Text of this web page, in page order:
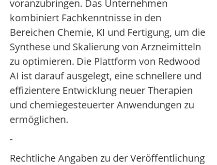
voranzubringen. Das Unternehmen
kombiniert Fachkenntnisse in den
Bereichen Chemie, KI und Fertigung, um die
Synthese und Skalierung von Arzneimitteln
zu optimieren. Die Plattform von Redwood
AI ist darauf ausgelegt, eine schnellere und
effizientere Entwicklung neuer Therapien
und chemiegesteuerter Anwendungen zu
ermöglichen.
-
Rechtliche Angaben zu der Veröffentlichung